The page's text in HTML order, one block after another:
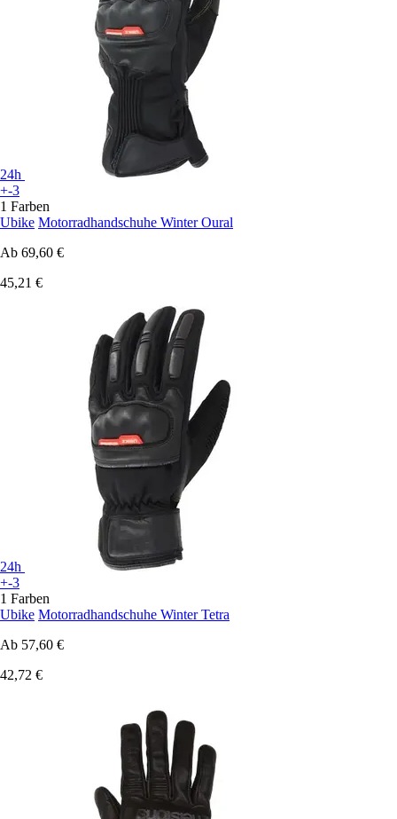
24h
+-3
1 Farben
Ubike Motorradhandschuhe Winter Oural
Ab 69,60 €
45,21 €
24h
+-3
1 Farben
Ubike Motorradhandschuhe Winter Tetra
Ab 57,60 €
42,72 €